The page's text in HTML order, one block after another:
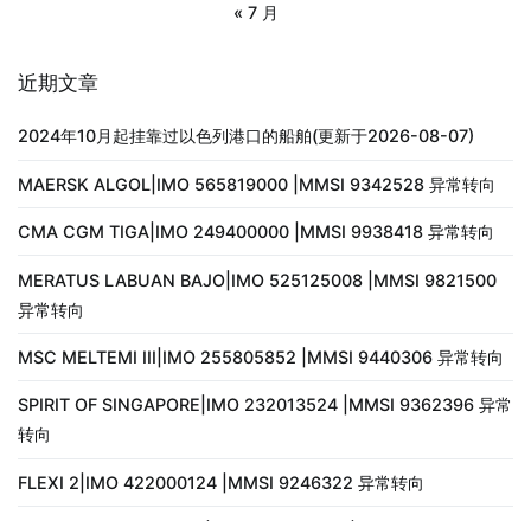
« 7 月
近期文章
2024年10月起挂靠过以色列港口的船舶(更新于2026-08-07)
MAERSK ALGOL|IMO 565819000 |MMSI 9342528 异常转向
CMA CGM TIGA|IMO 249400000 |MMSI 9938418 异常转向
MERATUS LABUAN BAJO|IMO 525125008 |MMSI 9821500
异常转向
MSC MELTEMI III|IMO 255805852 |MMSI 9440306 异常转向
SPIRIT OF SINGAPORE|IMO 232013524 |MMSI 9362396 异常
转向
FLEXI 2|IMO 422000124 |MMSI 9246322 异常转向